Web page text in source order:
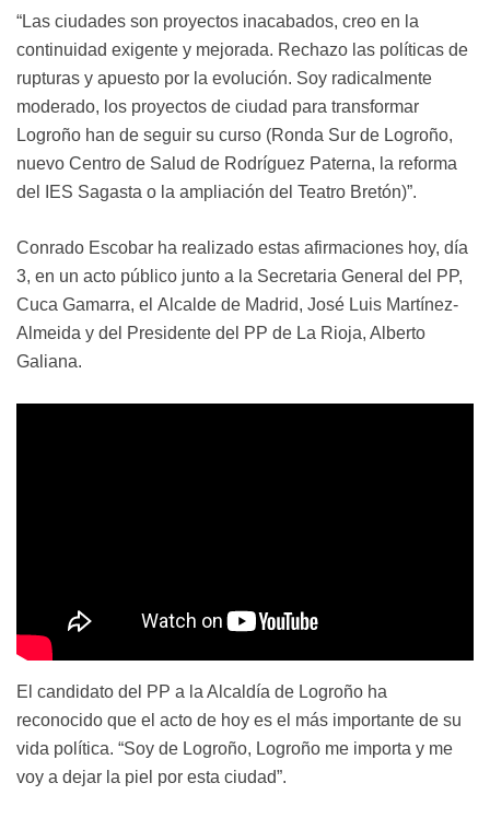
“Las ciudades son proyectos inacabados, creo en la
continuidad exigente y mejorada. Rechazo las políticas de
rupturas y apuesto por la evolución. Soy radicalmente
moderado, los proyectos de ciudad para transformar
Logroño han de seguir su curso (Ronda Sur de Logroño,
nuevo Centro de Salud de Rodríguez Paterna, la reforma
del IES Sagasta o la ampliación del Teatro Bretón)”.
Conrado Escobar ha realizado estas afirmaciones hoy, día
3, en un acto público junto a la Secretaria General del PP,
Cuca Gamarra, el Alcalde de Madrid, José Luis Martínez-
Almeida y del Presidente del PP de La Rioja, Alberto
Galiana.
El candidato del PP a la Alcaldía de Logroño ha
reconocido que el acto de hoy es el más importante de su
vida política. “Soy de Logroño, Logroño me importa y me
voy a dejar la piel por esta ciudad”.